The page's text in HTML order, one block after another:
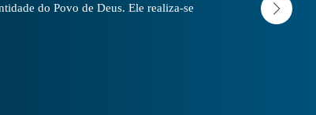
do Povo de Deus. Ele realiza-se